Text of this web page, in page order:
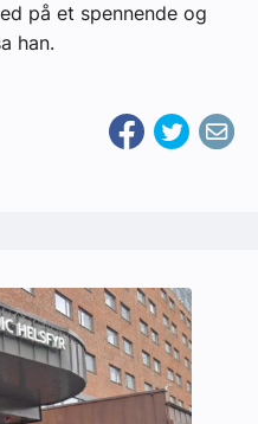
på et spennende og
han.